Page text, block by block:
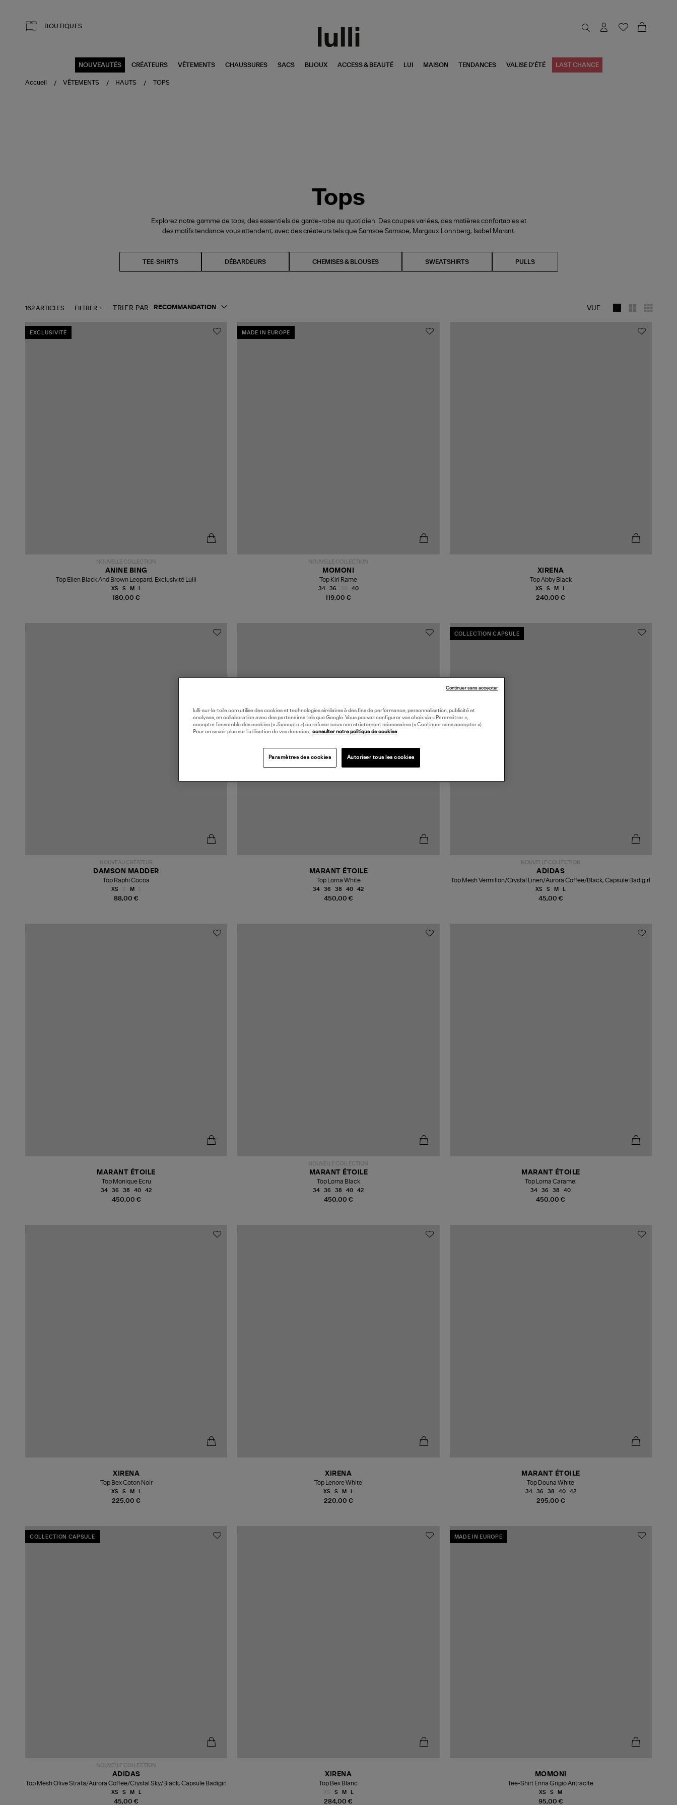
BOUTIQUES
NOUVEAUTÉS CRÉATEURS VÊTEMENTS CHAUSSURES SACS BIJOUX ACCESS & BEAUTÉ LUI MAISON TENDANCES VALISE D'ÉTÉ LAST CHANCE
Accueil VÊTEMENTS HAUTS TOPS
Tops
Explorez notre gamme de tops, des essentiels de garde-robe au quotidien. Des coupes variées, des matières confortables et
des motifs tendance vous attendent, avec des créateurs tels que Samsoe Samsoe, Margaux Lonnberg, Isabel Marant.
TEE-SHIRTS DÉBARDEURS CHEMISES & BLOUSES SWEATSHIRTS PULLS
162 ARTICLES FILTRER + TRIER PAR VUE
EXCLUSIVITÉ
NOUVELLE COLLECTION
180,00 €
ANINE BING
Top Ellen Black And Brown Leopard, Exclusivité Lulli
XS S M
MADE IN EUROPE
NOUVELLE COLLECTION
119,00 €
MOMONI
Top Kiri Rame
34 36 40
240,00 €
XIRENA
Top Abby Black
XS S M
NOUVEAU CRÉATEUR
88,00 €
DAMSON MADDER
Top Raphi Cocoa
XS M
450,00 €
MARANT ÉTOILE
Top Lorna White
34 36 38 40 42
COLLECTION CAPSULE
NOUVELLE COLLECTION
45,00 €
ADIDAS
Top Mesh Vermillon/Crystal Linen/Aurora Coffee/Black, Capsule Badigirl
XS S M L
450,00 €
MARANT ÉTOILE
Top Monique Ecru
34 36 38 40 42
NOUVELLE COLLECTION
450,00 €
MARANT ÉTOILE
Top Lorna Black
34 36 38 40 42
450,00 €
MARANT ÉTOILE
Top Lorna Caramel
34 36 38 40
225,00 €
XIRENA
Top Bex Coton Noir
XS S M
220,00 €
XIRENA
Top Lenore White
XS S M
295,00 €
MARANT ÉTOILE
Top Douna White
34 36 38 40 42
COLLECTION CAPSULE
NOUVELLE COLLECTION
45,00 €
ADIDAS
Top Mesh Olive Strata/Aurora Coffee/Crystal Sky/Black, Capsule Badigirl
XS S M L
284,00 €
XIRENA
Top Bex Blanc
S M L
MADE IN EUROPE
95,00 €
MOMONI
Tee-Shirt Enna Grigio Antracite
XS S M
lulli-sur-la-toile.com utilise des cookies et technologies similaires à des fins de performance, personnalisation, publicité et
analyses, en collaboration avec des partenaires tels que Google. Vous pouvez configurer vos choix via « Paramétrer »,
accepter l’ensemble des cookies (« J’accepte ») ou refuser ceux non strictement nécessaires (« Continuer sans accepter »).
Pour en savoir plus sur l’utilisation de vos données, consulter notre politique de cookies
Paramètres des cookies Autoriser tous les cookies
Continuer sans accepter